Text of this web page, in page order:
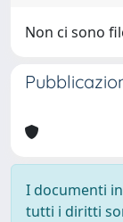
Non ci sono
I documenti
tutti i diritti